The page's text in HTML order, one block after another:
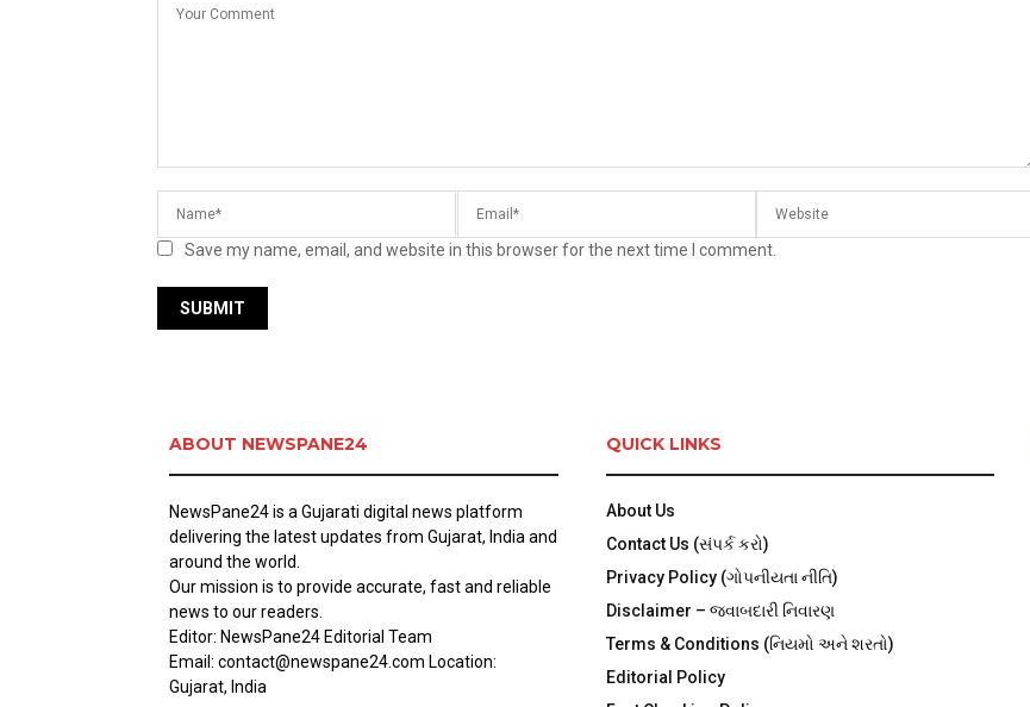
Save my name, email, and website in this browser for the next time I comment.
ABOUT NEWSPANE24
NewsPane24 is a Gujarati digital news platform
delivering the latest updates from Gujarat, India and
around the world.
Our mission is to provide accurate, fast and reliable
news to our readers.
Editor: NewsPane24 Editorial Team
Email: contact@newspane24.com Location:
Gujarat, India
QUICK LINKS
About Us
Contact Us (સંપર્ક કરો)
Privacy Policy (ગોપનીયતા નીતિ)
Disclaimer – જવાબદારી નિવારણ
Terms & Conditions (નિયમો અને શરતો)
Editorial Policy